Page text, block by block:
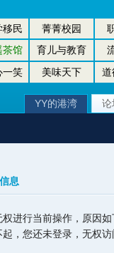
移民 菁菁校园
茶馆 育儿与教育
一笑 美味天下
道
YY的港湾 论
息
权进行当前操作，原因如
起，您还未登录，无权